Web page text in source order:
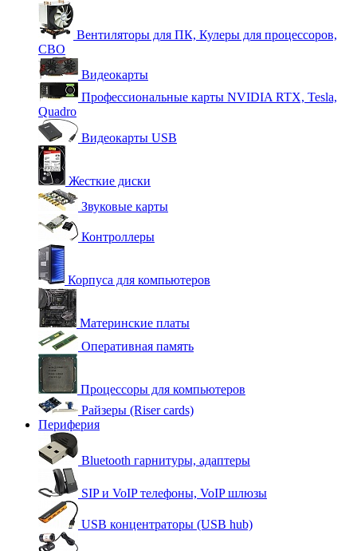
Вентиляторы для ПК, Кулеры для процессоров,
СВО
Видеокарты
Профессиональные карты NVIDIA RTX, Tesla,
Quadro
Видеокарты USB
Жесткие диски
Звуковые карты
Контроллеры
Корпуса для компьютеров
Материнские платы
Оперативная память
Процессоры для компьютеров
Райзеры (Riser cards)
Периферия
Bluetooth гарнитуры, адаптеры
SIP и VoIP телефоны, VoIP шлюзы
USB концентраторы (USB hub)